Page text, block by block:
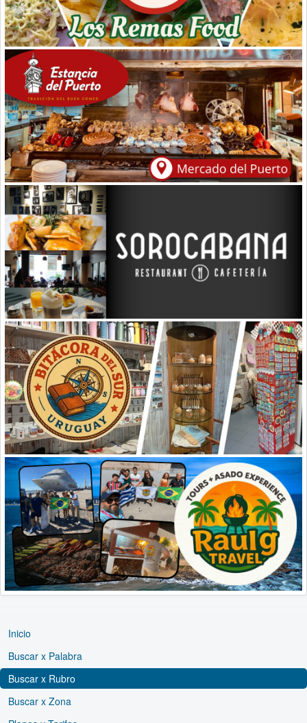
Inicio
Buscar x Palabra
Buscar x Rubro
Buscar x Zona